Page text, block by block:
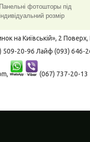
Панельні фотошторы під
індивідуальний розмір
на Київській», 2 Поверх,
509-20-96 Лайф (093) 646-
(067) 737-20-13